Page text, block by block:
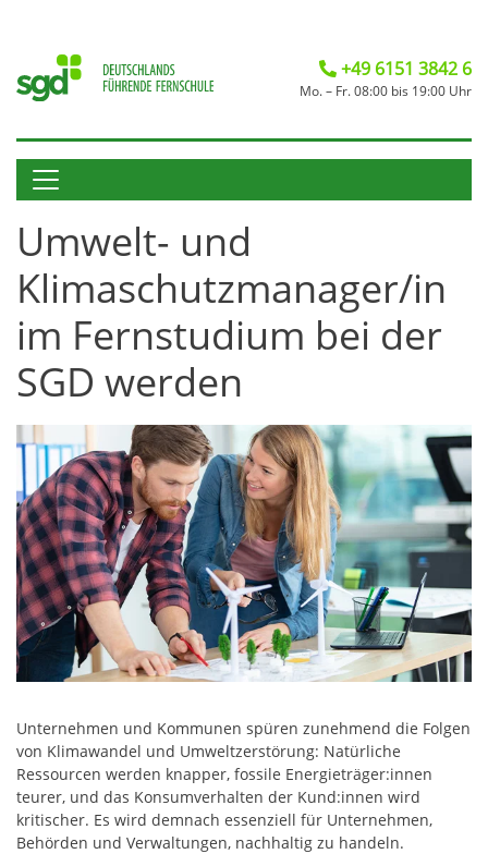
+49 6151 3842 6
Mo. – Fr. 08:00 bis 19:00 Uhr
Umwelt- und
Klimaschutzmanager/in
im Fernstudium bei der
SGD werden
Unternehmen und Kommunen spüren zunehmend die Folgen
von Klimawandel und Umweltzerstörung: Natürliche
Ressourcen werden knapper, fossile Energieträger:innen
teurer, und das Konsumverhalten der Kund:innen wird
kritischer. Es wird demnach essenziell für Unternehmen,
Behörden und Verwaltungen, nachhaltig zu handeln.